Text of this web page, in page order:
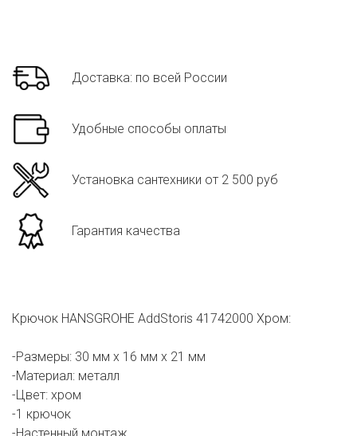
Доставка: по всей России
Удобные способы оплаты
Установка сантехники от 2 500 руб
Гарантия качества
Крючок HANSGROHE AddStoris 41742000 Хром:
-Размеры: 30 мм х 16 мм х 21 мм
-Материал: металл
-Цвет: хром
-1 крючок